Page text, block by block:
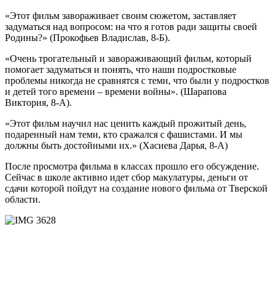
«Этот фильм завораживает своим сюжетом, заставляет
задуматься над вопросом: на что я готов ради защиты своей
Родины?» (Прокофьев Владислав, 8-Б).
«Очень трогательный и завораживающий фильм, который
помогает задуматься и понять, что наши подростковые
проблемы никогда не сравнятся с теми, что были у подростков
и детей того времени – времени войны». (Шарапова
Виктория, 8-А).
«Этот фильм научил нас ценить каждый прожитый день,
подаренный нам теми, кто сражался с фашистами. И мы
должны быть достойными их.» (Хасиева Дарья, 8-А)
После просмотра фильма в классах прошло его обсуждение.
Сейчас в школе активно идет сбор макулатуры, деньги от
сдачи которой пойдут на создание нового фильма от Тверской
области.